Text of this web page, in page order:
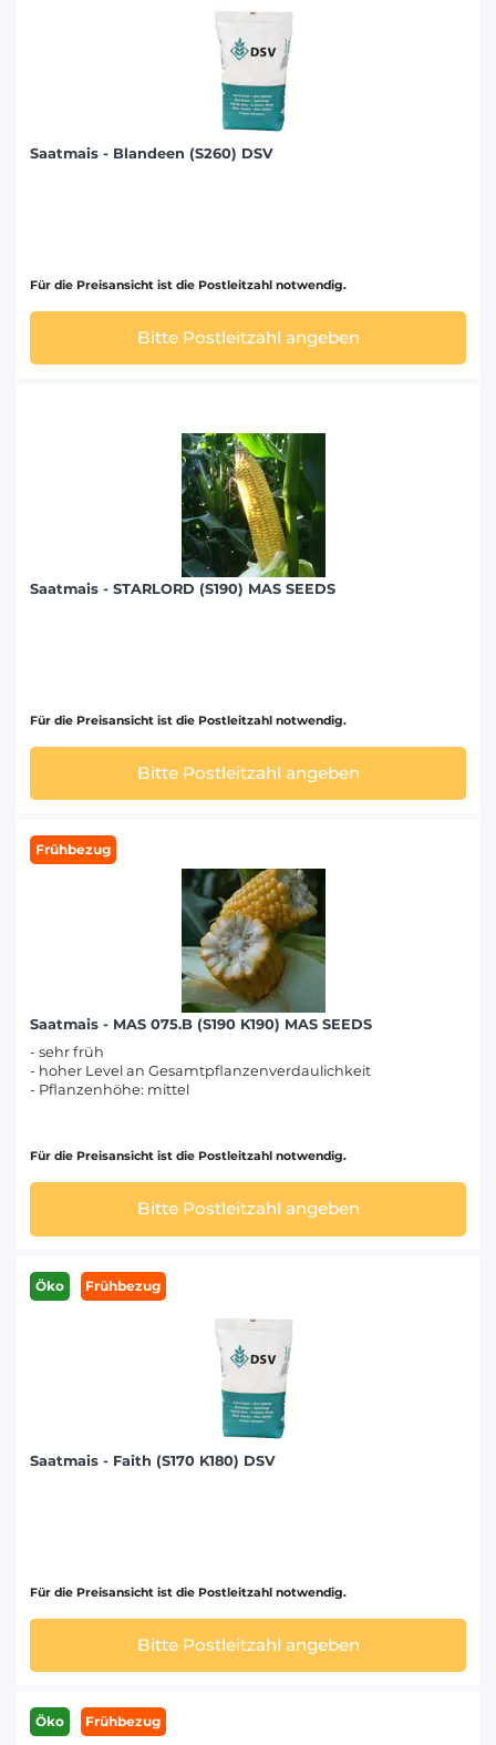
Saatmais - Blandeen (S260) DSV
Für die Preisansicht ist die Postleitzahl notwendig.
Bitte Postleitzahl angeben
Saatmais - STARLORD (S190) MAS SEEDS
Für die Preisansicht ist die Postleitzahl notwendig.
Bitte Postleitzahl angeben
Frühbezug
Saatmais - MAS 075.B (S190 K190) MAS SEEDS
- sehr früh
- hoher Level an Gesamtpflanzenverdaulichkeit
- Pflanzenhöhe: mittel
Für die Preisansicht ist die Postleitzahl notwendig.
Bitte Postleitzahl angeben
Öko Frühbezug
Saatmais - Faith (S170 K180) DSV
Für die Preisansicht ist die Postleitzahl notwendig.
Bitte Postleitzahl angeben
Öko Frühbezug